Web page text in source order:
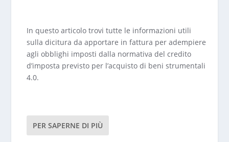
In questo articolo trovi tutte le informazioni utili
sulla dicitura da apportare in fattura per adempiere
agli obblighi imposti dalla normativa del credito
d’imposta previsto per l’acquisto di beni strumentali
4.0.
PER SAPERNE DI PIÙ